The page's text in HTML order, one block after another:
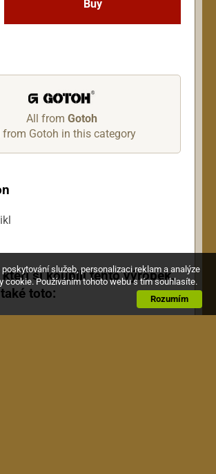
All from Gotoh
from Gotoh in this category
si koupili tento výrobek,
toto:
služeb, personalizaci reklam a analýze
cookie. Používáním tohoto webu s tím souhlasíte.
Rozumím